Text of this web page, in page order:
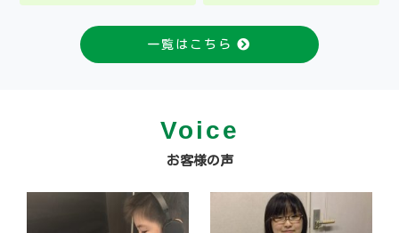
一覧はこちら
Voice
お客様の声